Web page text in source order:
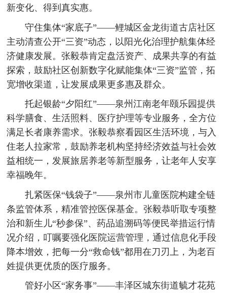
新变化、得到真实惠。
守住集体“家底子”——鲤城区金龙街道古店社区
主动清查公开“三资”动态，以阳光化治理护航集体经
济健康发展。张毅恭肯定盘活资产、成果共享的有益
探索，鼓励社区创新数字化赋能集体“三资”监管，拓
宽增收渠道，让发展成果更多惠及群众。
托起银龄“夕阳红”——泉州江南老年颐乐园提供
科学膳食、生活照料、医疗护理等专业服务，全方位
满足长者康养需求。张毅恭察看园区生活环境，与入
住老人拉家常，鼓励养老机构坚持经济效益与社会效
益相统一，发展旅居养老等新型服务，让老年人安享
幸福晚年。
扎紧医保“钱袋子”——泉州市儿童医院构建全链
条监管体系，精准管控医保基金。张毅恭听取专项整
治和新生儿“秒参保”、药品追溯码等便民举措运行情
况介绍，叮嘱要强化医院运营管理，通过信息化手段
降本增效，把每一分“救命钱”都用在刀刃上，为老百
姓提供更优质的医疗服务。
管好小区“家务事”——丰泽区城东街道毓才花苑